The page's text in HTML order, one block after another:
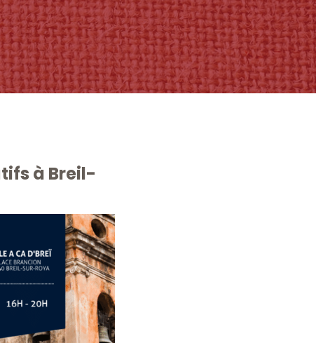
à Breil-